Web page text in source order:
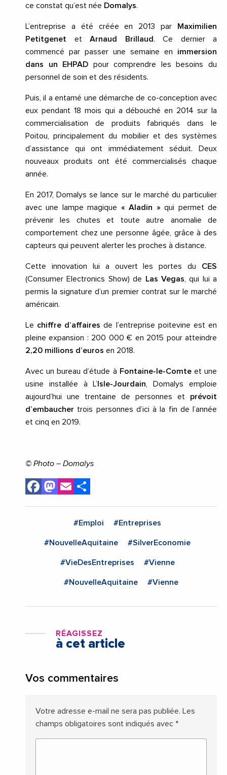
ce constat qu’est née Domalys.
L’entreprise a été créée en 2013 par
Maximilien
Petitgenet et Arnaud Brillaud. Ce dernier a
commencé par passer une semaine en immersion
dans un EHPAD pour comprendre les besoins du
personnel de soin et des résidents.
Puis, il a entamé une démarche de co-conception avec
eux pendant 18 mois qui a débouché en 2014 sur la
commercialisation de produits fabriqués dans le
Poitou, principalement du mobilier et des systèmes
d’assistance qui ont immédiatement séduit. Deux
nouveaux produits ont été commercialisés chaque
année.
En 2017, Domalys se lance sur le marché du particulier
avec une lampe magique « Aladin » qui permet de
prévenir les chutes et toute autre anomalie de
comportement chez une personne âgée, grâce à des
capteurs qui peuvent alerter les proches à distance.
Cette innovation lui a ouvert les portes du CES
(Consumer Electronics Show) de
Las Vegas, qui lui a
permis la signature d’un premier contrat sur le marché
américain.
Le chiffre d’affaires de l’entreprise poitevine est en
pleine expansion : 200 000 € en 2015 pour atteindre
2,20 millions d’euros en 2018.
Avec un bureau d’étude à Fontaine-le-Comteet une
usine installée à L’ Isle-Jourdain, Domalys emploie
aujourd’hui une trentaine de personnes et prévoit
d’embaucher trois personnes d’ici à la fin de l’année
et cinq en 2019.
© Photo – Domalys
Facebook
Mastodon
Email
#Emploi #Entreprises
#NouvelleAquitaine #SilverEconomie
#VieDesEntreprises #Vienne
#NouvelleAquitaine #Vienne
RÉAGISSEZ
à cet article
Vos commentaires
Votre adresse e-mail ne sera pas publiée. Les
champs obligatoires sont indiqués avec *